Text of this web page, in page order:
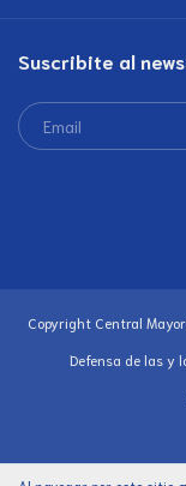
Suscribite al
Copyright Central
Defensa de las y